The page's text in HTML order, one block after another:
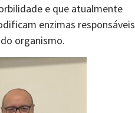
e que atualmente
enzimas responsáveis
organismo.